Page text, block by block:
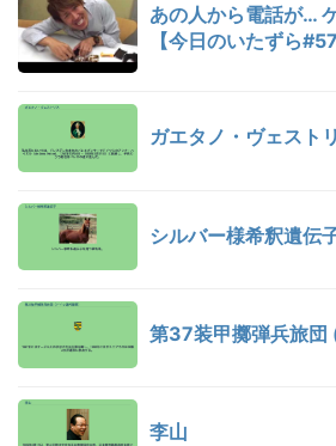
あの人から電話が…
【今日のいたずら#57
ガエタノ・ヴェスト
シルバー様希釈遺伝
第37装甲擲弾兵旅団
李山